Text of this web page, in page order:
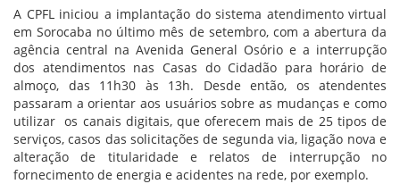
A CPFL iniciou a implantação do sistema atendimento virtual
em Sorocaba no último mês de setembro, com a abertura da
agência central na Avenida General Osório e a interrupção
dos atendimentos nas Casas do Cidadão para horário de
almoço, das 11h30 às 13h. Desde então, os atendentes
passaram a orientar aos usuários sobre as mudanças e como
utilizar os canais digitais, que oferecem mais de 25 tipos de
serviços, casos das solicitações de segunda via, ligação nova e
alteração de titularidade e relatos de interrupção no
fornecimento de energia e acidentes na rede, por exemplo.